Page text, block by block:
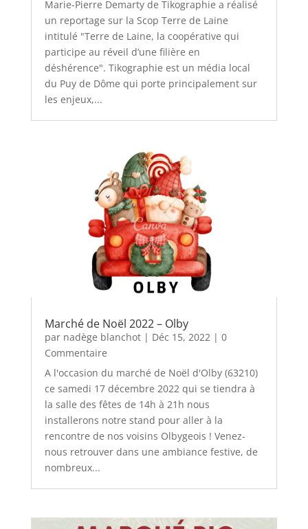
Marie-Pierre Demarty de Tikographie a réalisé
un reportage sur la Scop Terre de Laine
intitulé "Terre de Laine, la coopérative qui
participe au réveil d’une filière en
déshérence". Tikographie est un média local
du Puy de Dôme qui porte principalement sur
les enjeux,...
Marché de Noël 2022 – Olby
par nadège blanchot| Déc 15, 2022 | 0
Commentaire
A l'occasion du marché de Noël d'Olby (63210)
ce samedi 17 décembre 2022 qui se tiendra à
la salle des fêtes de 14h à 21h nous
installerons notre stand pour aller à la
rencontre de nos voisins Olbygeois ! Venez-
nous retrouver dans une ambiance festive, de
nombreux...